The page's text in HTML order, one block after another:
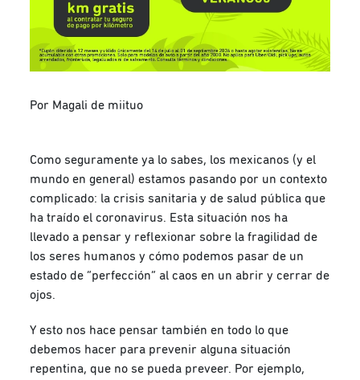
Por Magali de miituo
Como seguramente ya lo sabes, los mexicanos (y el
mundo en general) estamos pasando por un contexto
complicado: la crisis sanitaria y de salud pública que
ha traído el coronavirus. Esta situación nos ha
llevado a pensar y reflexionar sobre la fragilidad de
los seres humanos y cómo podemos pasar de un
estado de “perfección” al caos en un abrir y cerrar de
ojos.
Y esto nos hace pensar también en todo lo que
debemos hacer para prevenir alguna situación
repentina, que no se pueda preveer. Por ejemplo,